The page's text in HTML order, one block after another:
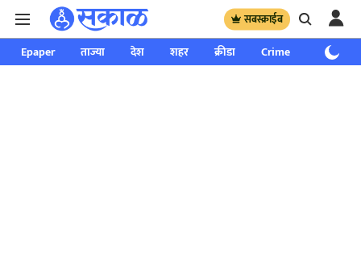
सबस्क्राईब
Epaper ताज्या देश शहर क्रीडा Crime साप्ताहिक